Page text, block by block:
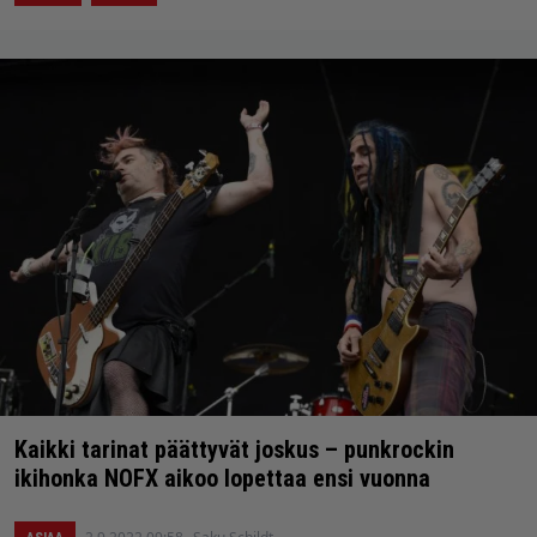
Kaikki tarinat päättyvät joskus – punkrockin
ikihonka NOFX aikoo lopettaa ensi vuonna